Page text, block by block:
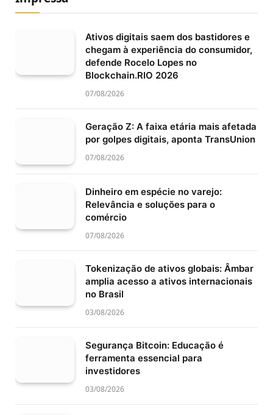
Ativos digitais saem dos bastidores e
chegam à experiência do consumidor,
defende Rocelo Lopes no
Blockchain.RIO 2026
07/08/2026
Geração Z: A faixa etária mais afetada
por golpes digitais, aponta TransUnion
07/08/2026
Dinheiro em espécie no varejo:
Relevância e soluções para o
comércio
07/08/2026
Tokenização de ativos globais: Âmbar
amplia acesso a ativos internacionais
no Brasil
03/08/2026
Segurança Bitcoin: Educação é
ferramenta essencial para
investidores
03/08/2026